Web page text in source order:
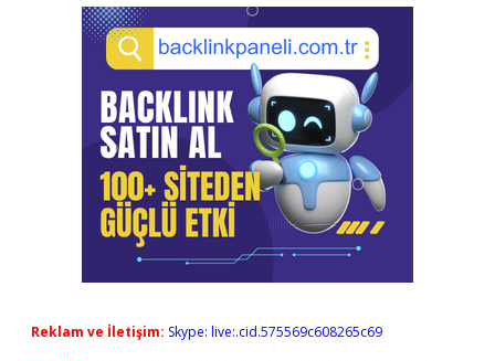
Reklam ve İletişim: Skype: live:.cid.575569c608265c69